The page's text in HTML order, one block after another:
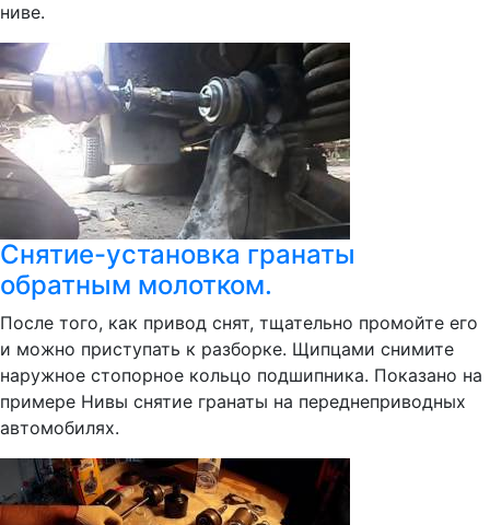
ниве.
Снятие-установка гранаты
обратным молотком.
После того, как привод снят, тщательно промойте его
и можно приступать к разборке. Щипцами снимите
наружное стопорное кольцо подшипника. Показано на
примере Нивы снятие гранаты на переднеприводных
автомобилях.